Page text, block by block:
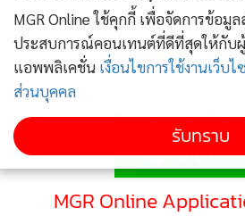
Live a Life Beyond Boundaries” ให้
ไกลกว่าเดิมที่ คิง เพาเวอร์ สาขารางน้
ภูเก็ต พร้อมร่วมสนุกกับการส่งต่อความ
Social Media ด้วยการกด Follow IG
สามารถเลือกรูปใบหน้าและรูปแบบคา
พร้อมกดแชร์เพื่อส่งต่อรอยยิ้มให้กับคน
ติดตามข่าวสารผ่านท
MGR Online
MGR Online ใช้คุกกี้ เพื่อจัดการข้อมู
ประสบการณ์คอนเทนต์ที่ดีที่สุดให้กับ
แอพพลิเคชั่น เงื่อนไขการใช้งานเว็บไ
ส่วนบุคคล
รับทราบ